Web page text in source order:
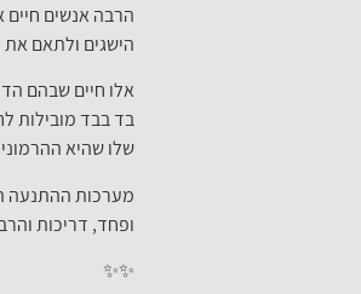
הרבה אנשים חיים
הישגים ולתאם
אלו חיים שבהם
בד בבד מובילות
שלו שהיא
מערכות ההתנעה
ופחד, דריכות
✨✨